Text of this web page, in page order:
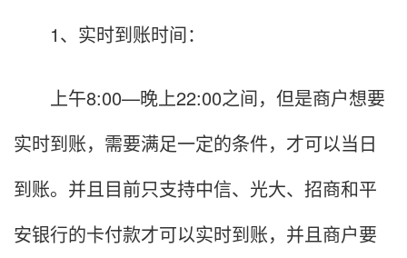
1、实时到账时间：
上午8:00—晚上22:00之间，但是商户想要
实时到账，需要满足一定的条件，才可以当日
到账。并且目前只支持中信、光大、招商和平
安银行的卡付款才可以实时到账，并且商户要